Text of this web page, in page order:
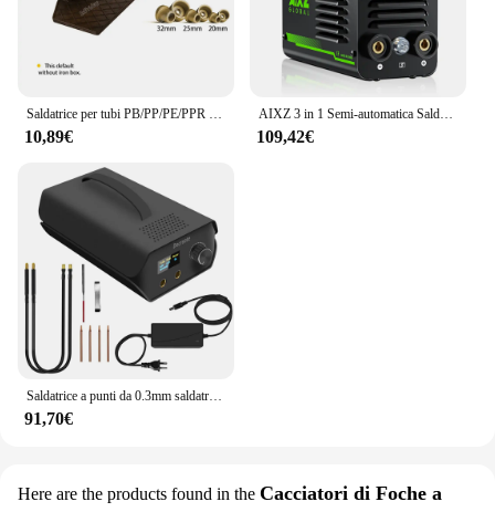
Saldatrice per tubi PB/PP/PE/PPR saldatrice per tubi PPR attrezzatura per saldatura a fusione di tubi in plastica saldatrice per tubi in PVC strumento di fusione a caldo
10,89€
AIXZ 3 in 1 Semi-automatica Saldatrice MIG Ascensore Saldatori TIG/MMA AIM145 Per Saldatura di Ferro Senza Gas Saldatore Mig Portatile 220V
109,42€
Saldatrice a punti da 0.3mm saldatrice a punti portatile in nichel capacità Farad foglio di accumulo di energia fai da te Mini Home 18650 saldatura a batteria al litio
91,70€
Here are the products found in the Cacciatori di Foche a